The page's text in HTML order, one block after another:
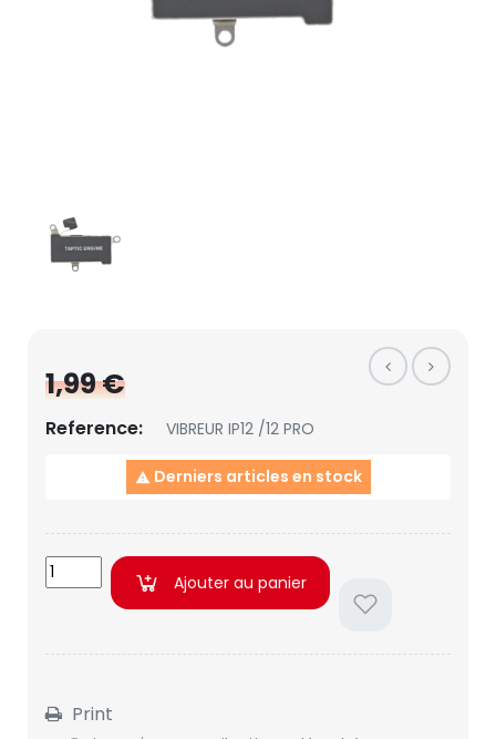
1,99 €
Reference: VIBREUR IP12 /12 PRO
 Derniers articles en stock
Ajouter au panier
Print